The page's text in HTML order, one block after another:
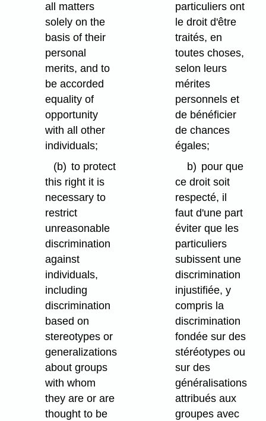
all matters
solely on the
basis of their
personal
merits, and to
be accorded
equality of
opportunity
with all other
individuals;
(b) to protect
this right it is
necessary to
restrict
unreasonable
discrimination
against
individuals,
including
discrimination
based on
stereotypes or
generalizations
about groups
with whom
they are or are
thought to be
particuliers ont
le droit d'être
traités, en
toutes choses,
selon leurs
mérites
personnels et
de bénéficier
de chances
égales;
b) pour que
ce droit soit
respecté, il
faut d'une part
éviter que les
particuliers
subissent une
discrimination
injustifiée, y
compris la
discrimination
fondée sur des
stéréotypes ou
sur des
généralisations
attribués aux
groupes avec